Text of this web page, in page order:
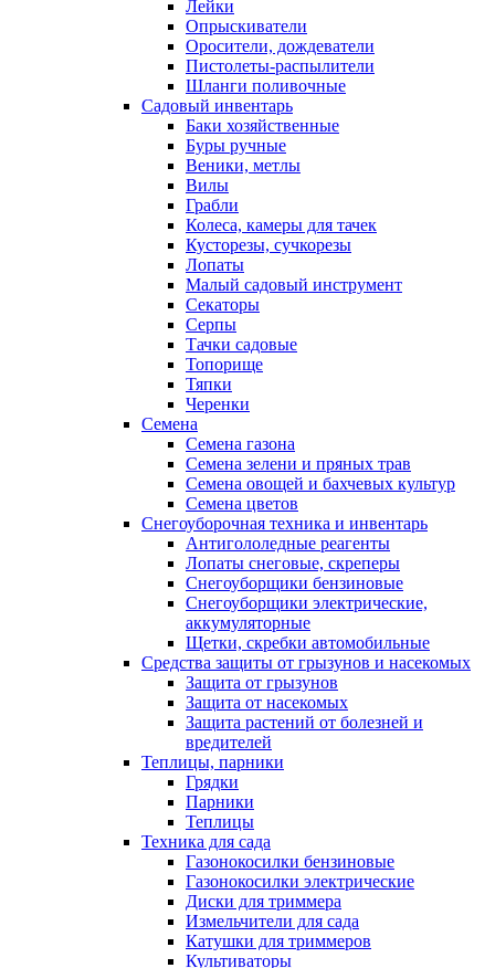
Лейки
Опрыскиватели
Оросители, дождеватели
Пистолеты-распылители
Шланги поливочные
Садовый инвентарь
Баки хозяйственные
Буры ручные
Веники, метлы
Вилы
Грабли
Колеса, камеры для тачек
Кусторезы, сучкорезы
Лопаты
Малый садовый инструмент
Секаторы
Серпы
Тачки садовые
Топорище
Тяпки
Черенки
Семена
Семена газона
Семена зелени и пряных трав
Семена овощей и бахчевых культур
Семена цветов
Снегоуборочная техника и инвентарь
Антигололедные реагенты
Лопаты снеговые, скреперы
Снегоуборщики бензиновые
Снегоуборщики электрические,
аккумуляторные
Щетки, скребки автомобильные
Средства защиты от грызунов и насекомых
Защита от грызунов
Защита от насекомых
Защита растений от болезней и
вредителей
Теплицы, парники
Грядки
Парники
Теплицы
Техника для сада
Газонокосилки бензиновые
Газонокосилки электрические
Диски для триммера
Измельчители для сада
Катушки для триммеров
Культиваторы